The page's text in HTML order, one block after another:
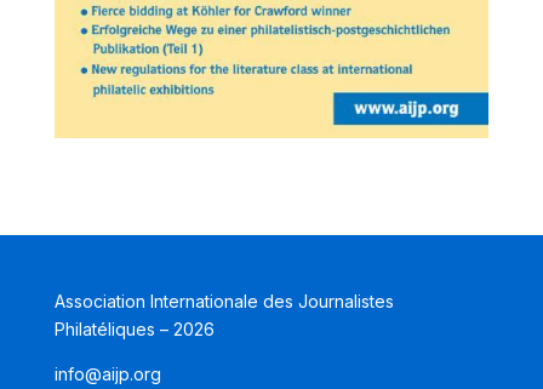
Association Internationale des Journalistes
Philatéliques – 2026
info@aijp.org